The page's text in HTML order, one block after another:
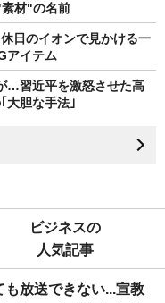
材"の名前
日のイオンで見かける一
アイテム
…習近平を激怒させた高
大胆な手法｣
ビジネスの
人気記事
も放送できない...宣教